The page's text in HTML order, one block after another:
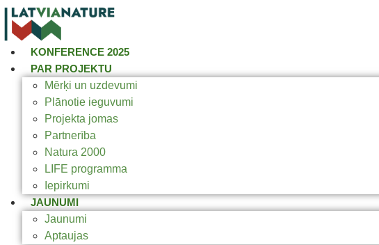
KONFERENCE 2025
PAR PROJEKTU
Mērķi un uzdevumi
Plānotie ieguvumi
Projekta jomas
Partnerība
Natura 2000
LIFE programma
Iepirkumi
JAUNUMI
Jaunumi
Aptaujas